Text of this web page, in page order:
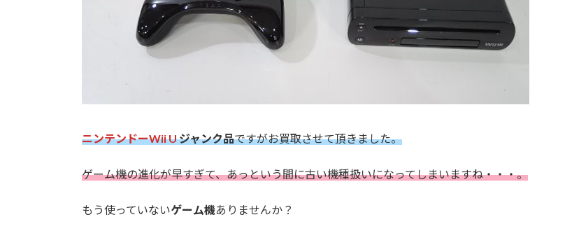
ニンテンドーWii Uジャンク品ですがお買取させて頂きました。
ゲーム機の進化が早すぎて、あっという間に古い機種扱いになってしまいますね・・・。
もう使っていないゲーム機ありませんか？